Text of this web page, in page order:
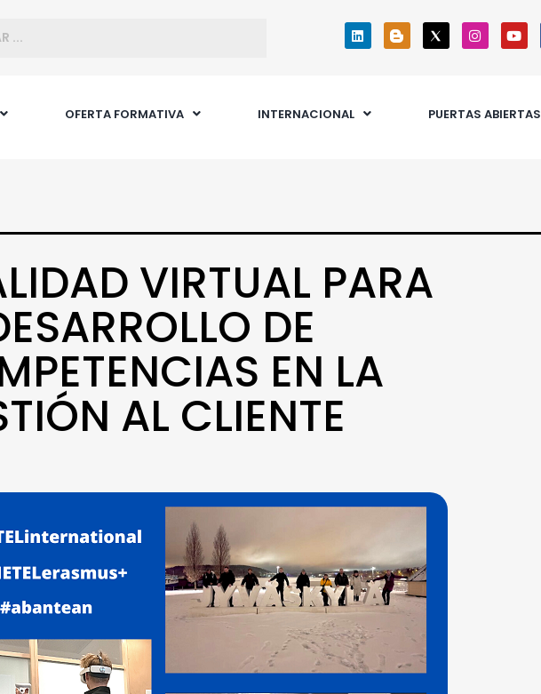
OFERTA FORMATIVA INTERNACIONAL PUERTAS ABIERTAS
VIRTUAL PARA
DE
EN LA
AL CLIENTE